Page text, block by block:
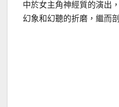
中於女主角神經質的演出
幻象和幻聽的折磨，繼而